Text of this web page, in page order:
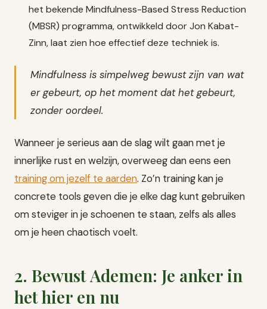
het bekende Mindfulness-Based Stress Reduction
(MBSR) programma, ontwikkeld door Jon Kabat-
Zinn, laat zien hoe effectief deze techniek is.
Mindfulness is simpelweg bewust zijn van wat
er gebeurt, op het moment dat het gebeurt,
zonder oordeel.
Wanneer je serieus aan de slag wilt gaan met je
innerlijke rust en welzijn, overweeg dan eens een
training om jezelf te aarden. Zo’n training kan je
concrete tools geven die je elke dag kunt gebruiken
om steviger in je schoenen te staan, zelfs als alles
om je heen chaotisch voelt.
2. Bewust Ademen: Je anker in
het hier en nu